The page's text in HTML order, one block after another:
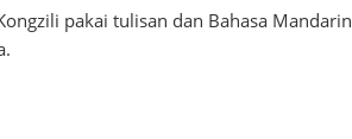
pakai tulisan dan Bahasa Mandarin